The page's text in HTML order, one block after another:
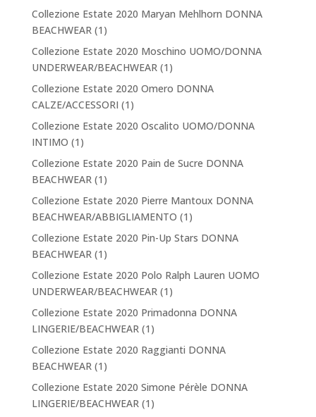
Collezione Estate 2020 Maryan Mehlhorn DONNA
BEACHWEAR(1)
Collezione Estate 2020 Moschino UOMO/DONNA
UNDERWEAR/BEACHWEAR(1)
Collezione Estate 2020 Omero DONNA
CALZE/ACCESSORI (1)
Collezione Estate 2020 Oscalito UOMO/DONNA
INTIMO (1)
Collezione Estate 2020 Pain de Sucre DONNA
BEACHWEAR(1)
Collezione Estate 2020 Pierre Mantoux DONNA
BEACHWEAR/ABBIGLIAMENTO (1)
Collezione Estate 2020 Pin-Up Stars DONNA
BEACHWEAR(1)
Collezione Estate 2020 Polo Ralph Lauren UOMO
UNDERWEAR/BEACHWEAR(1)
Collezione Estate 2020 Primadonna DONNA
LINGERIE/BEACHWEAR(1)
Collezione Estate 2020 Raggianti DONNA
BEACHWEAR(1)
Collezione Estate 2020 Simone Pérèle DONNA
LINGERIE/BEACHWEAR(1)